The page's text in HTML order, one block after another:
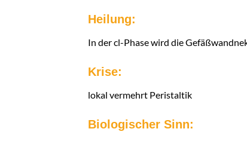
Heilung:
In der cl-Phase wird die
Krise:
lokal vermehrt Peristaltik
Biologischer Sinn: